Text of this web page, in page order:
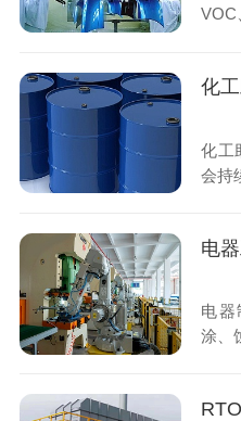
VOC
化
化工
会持
电
电器
涂、